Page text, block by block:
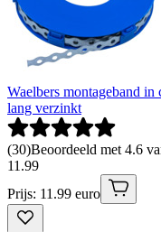
Waelbers montageband
lang verzinkt
(30)Beoordeeld met 4.6
11 .99
Prijs: 11.99 euro